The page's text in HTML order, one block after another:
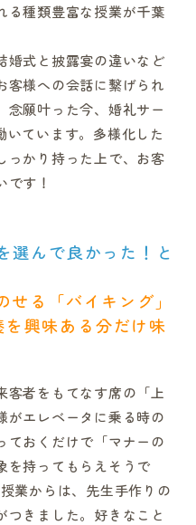
る種類豊富な授業が千葉
婚式と披露宴の違いなど
客様への会話に繋げられ
念願叶った今、婚礼サー
いています。多様化した
っかり持った上で、お客
す！
選んで良かった！と
る「バイキング」
興味ある分だけ味
客者をもてなす席の「上
がエレベータに乗る時の
ておくだけで「マナーの
を持ってもらえそうで
業からは、先生手作りの
きました。好きなこと